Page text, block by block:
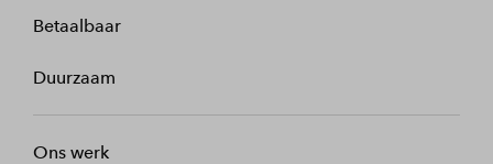
Betaalbaar
Duurzaam
Ons werk